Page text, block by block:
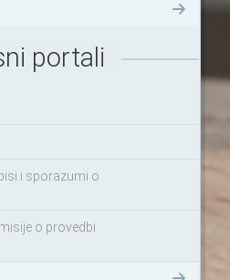
portali
i sporazumi o
o provedbi